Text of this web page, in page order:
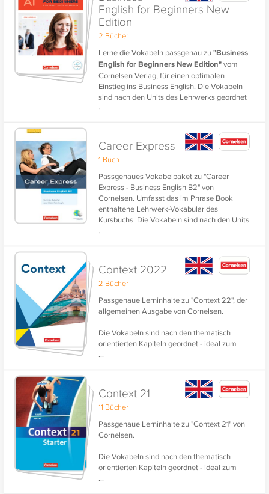
English for Beginners New
Edition
2 Bücher
Lerne die Vokabeln passgenau zu"Business
English for Beginners New Edition"vom
Cornelsen Verlag, für einen optimalen
Einstieg ins Business English. Die Vokabeln
sind nach den Units des Lehrwerks geordnet
- ideal zum Wiederholen und gezielten
...
Career Express
1 Buch
Passgenaues Vokabelpaket zu "Career
Express - Business English B2" von
Cornelsen. Umfasst das im Phrase Book
enthaltene Lehrwerk-Vokabular des
Kursbuchs. Die Vokabeln sind nach den Units
des Lehrbuchs geordnet - ideal zum
...
Context 2022
2 Bücher
Passgenaue Lerninhalte zu "Context 22", der
allgemeinen Ausgabe von Cornelsen.
Die Vokabeln sind nach den thematisch
orientierten Kapiteln geordnet - ideal zum
Wiederholen und gezielten Lernen für Tests
...
Context 21
11 Bücher
Passgenaue Lerninhalte zu "Context 21" von
Cornelsen.
Die Vokabeln sind nach den thematisch
orientierten Kapiteln geordnet - ideal zum
Wiederholen und gezielten Lernen für Tests
...